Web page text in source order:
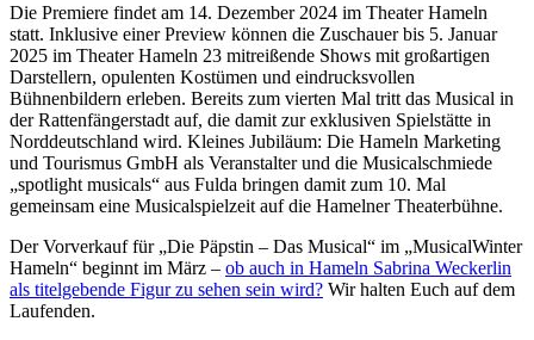
Die Premiere findet am 14. Dezember 2024 im Theater Hameln
statt. Inklusive einer Preview können die Zuschauer bis 5. Januar
2025 im Theater Hameln 23 mitreißende Shows mit großartigen
Darstellern, opulenten Kostümen und eindrucksvollen
Bühnenbildern erleben. Bereits zum vierten Mal tritt das Musical in
der Rattenfängerstadt auf, die damit zur exklusiven Spielstätte in
Norddeutschland wird. Kleines Jubiläum: Die Hameln Marketing
und Tourismus GmbH als Veranstalter und die Musicalschmiede
„spotlight musicals“ aus Fulda bringen damit zum 10. Mal
gemeinsam eine Musicalspielzeit auf die Hamelner Theaterbühne.
Der Vorverkauf für „Die Päpstin – Das Musical“ im „MusicalWinter
Hameln“ beginnt im März – ob auch in Hameln Sabrina Weckerlin
als titelgebende Figur zu sehen sein wird? Wir halten Euch auf dem
Laufenden.